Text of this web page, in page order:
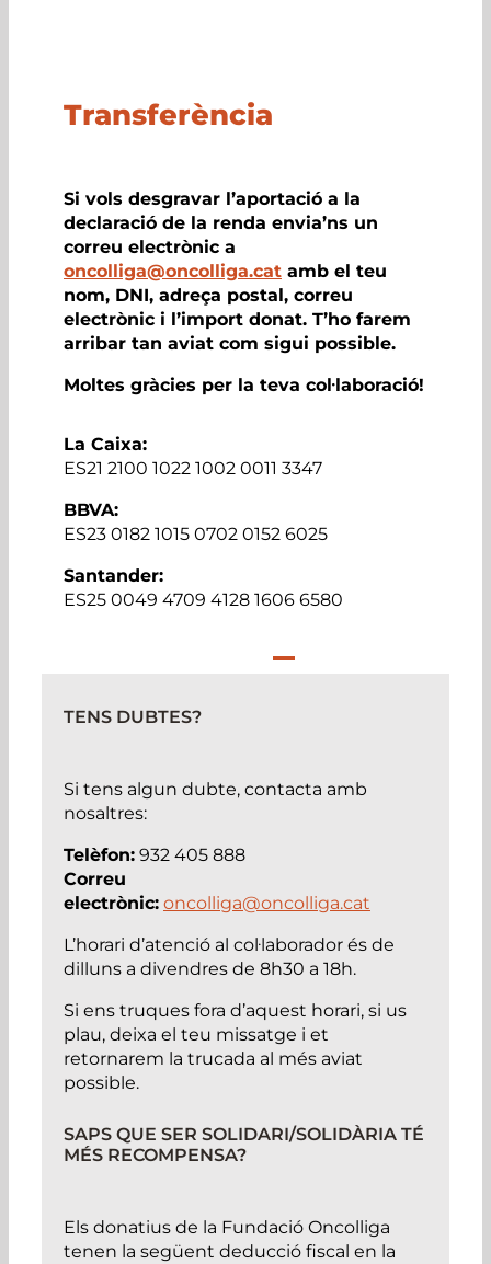
Transferència
Si vols desgravar l’aportació a la
declaració de la renda envia’ns un
correu electrònic a
oncolliga@oncolliga.catamb el teu
nom, DNI, adreça postal, correu
electrònic i l’import donat. T’ho farem
arribar tan aviat com sigui possible.
Moltes gràcies per la teva col·laboració!
La Caixa:
ES21 2100 1022 1002 0011 3347
BBVA:
ES23 0182 1015 0702 0152 6025
Santander:
ES25 0049 4709 4128 1606 6580
TENS DUBTES?
Si tens algun dubte, contacta amb
nosaltres:
Telèfon:932 405 888
Correu
electrònic: oncolliga@oncolliga.cat
L’horari d’atenció al col·laborador és de
dilluns a divendres de 8h30 a 18h.
Si ens truques fora d’aquest horari, si us
plau, deixa el teu missatge i et
retornarem la trucada al més aviat
possible.
SAPS QUE SER SOLIDARI/SOLIDÀRIA TÉ
MÉS RECOMPENSA?
Els donatius de la Fundació Oncolliga
tenen la següent deducció fiscal en la